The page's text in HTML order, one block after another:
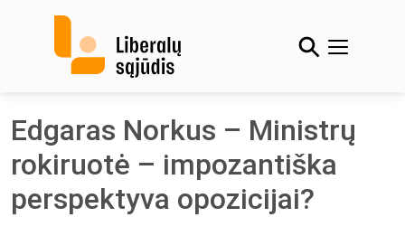
Edgaras Norkus – Ministrų
rokiruotė – impozantiška
perspektyva opozicijai?